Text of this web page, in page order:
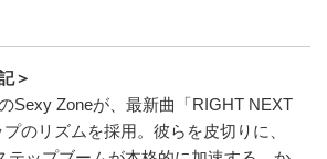
＞
Sexy Zoneが、最新曲「RIGHT NEXT
のリズムを採用。彼らを皮切りに、